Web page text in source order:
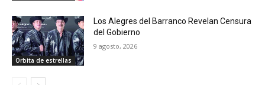
Orbita de estrellas
Los Alegres del Barranco Revelan Censura
del Gobierno
9 agosto, 2026